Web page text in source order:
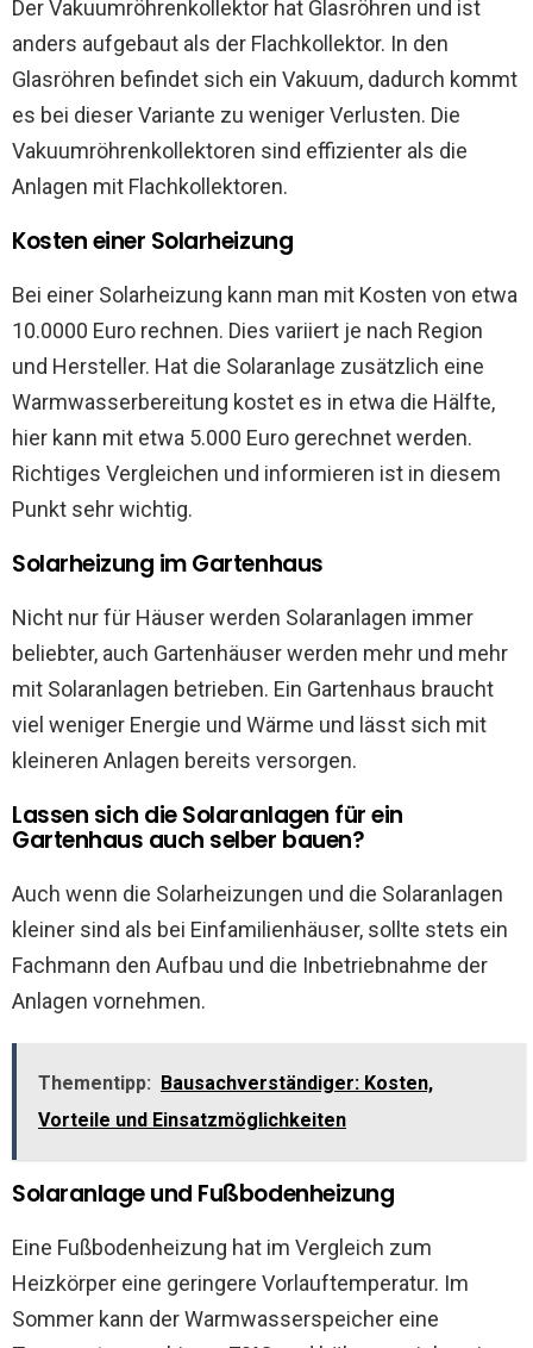
Der Vakuumröhrenkollektor hat Glasröhren und ist
anders aufgebaut als der Flachkollektor. In den
Glasröhren befindet sich ein Vakuum, dadurch kommt
es bei dieser Variante zu weniger Verlusten. Die
Vakuumröhrenkollektoren sind effizienter als die
Anlagen mit Flachkollektoren.
Kosten einer Solarheizung
Bei einer Solarheizung kann man mit Kosten von etwa
10.0000 Euro rechnen. Dies variiert je nach Region
und Hersteller. Hat die Solaranlage zusätzlich eine
Warmwasserbereitung kostet es in etwa die Hälfte,
hier kann mit etwa 5.000 Euro gerechnet werden.
Richtiges Vergleichen und informieren ist in diesem
Punkt sehr wichtig.
Solarheizung im Gartenhaus
Nicht nur für Häuser werden Solaranlagen immer
beliebter, auch Gartenhäuser werden mehr und mehr
mit Solaranlagen betrieben. Ein Gartenhaus braucht
viel weniger Energie und Wärme und lässt sich mit
kleineren Anlagen bereits versorgen.
Lassen sich die Solaranlagen für ein
Gartenhaus auch selber bauen?
Auch wenn die Solarheizungen und die Solaranlagen
kleiner sind als bei Einfamilienhäuser, sollte stets ein
Fachmann den Aufbau und die Inbetriebnahme der
Anlagen vornehmen.
Thementipp: Bausachverständiger: Kosten,
Vorteile und Einsatzmöglichkeiten
Solaranlage und Fußbodenheizung
Eine Fußbodenheizung hat im Vergleich zum
Heizkörper eine geringere Vorlauftemperatur. Im
Sommer kann der Warmwasserspeicher eine